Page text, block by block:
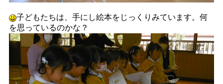
子どもたちは、手にし絵本をじっくりみています。何
を思っているのかな？